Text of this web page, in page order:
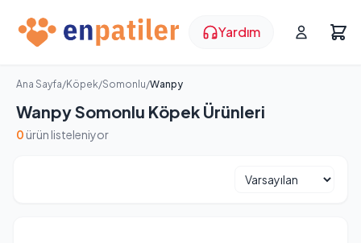
Yardım
Ana Sayfa/Köpek/Somonlu/Wanpy
Wanpy Somonlu Köpek Ürünleri
0 ürün listeleniyor